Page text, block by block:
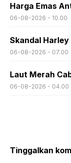
Harga Emas
06-08-2026 - 10.00
Skandal
06-08-2026 - 07.00
Laut Merah
06-08-2026 - 04.00
Tinggalkan